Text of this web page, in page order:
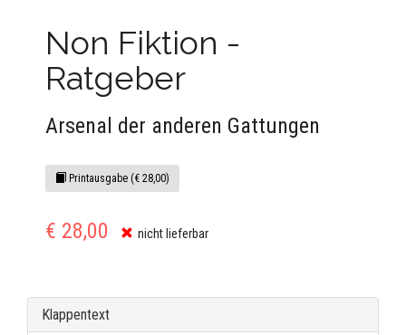
Non Fiktion -
Ratgeber
Arsenal der anderen Gattungen
Printausgabe (€ 28,00)
€ 28,00 nicht lieferbar
Klappentext